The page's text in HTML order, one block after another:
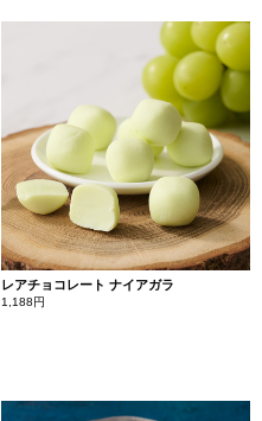
レアチョコレート ナイアガラ
1,188円